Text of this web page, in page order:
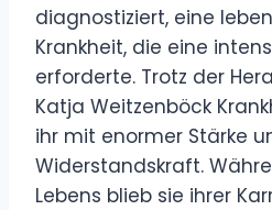
diagnostiziert, eine
Krankheit, die eine
erforderte. Trotz der
Katja Weitzenböck
ihr mit enormer Stärke
Widerstandskraft.
Lebens blieb sie ihrer